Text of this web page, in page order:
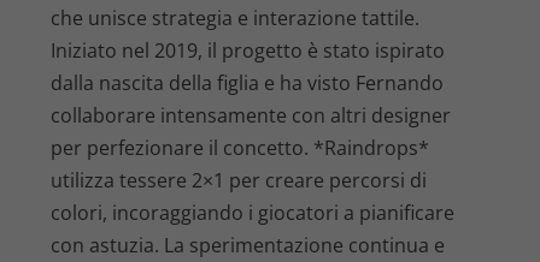
che unisce strategia e interazione tattile.
Iniziato nel 2019, il progetto è stato ispirato
dalla nascita della figlia e ha visto Fernando
collaborare intensamente con altri designer
per perfezionare il concetto. *Raindrops*
utilizza tessere 2×1 per creare percorsi di
colori, incoraggiando i giocatori a pianificare
con astuzia. La sperimentazione continua e